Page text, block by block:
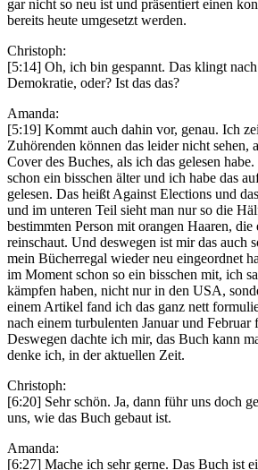
gar nicht so neu ist und präsentiert einen
bereits heute umgesetzt werden.
Christoph:
[5:14] Oh, ich bin gespannt. Das klingt
Demokratie, oder? Ist das das?
Amanda:
[5:19] Kommt auch dahin vor, genau. Ich
Zuhörenden können das leider nicht sehen,
Cover des Buches, als ich das gelesen
schon ein bisschen älter und ich habe das
gelesen. Das heißt Against Elections und
und im unteren Teil sieht man nur so die
bestimmten Person mit orangen Haaren, die
reinschaut. Und deswegen ist mir das auch
mein Bücherregal wieder neu eingeordnet
im Moment schon so ein bisschen mit, ich
kämpfen haben, nicht nur in den USA,
einem Artikel fand ich das ganz nett
nach einem turbulenten Januar und Februar
Deswegen dachte ich mir, das Buch kann
denke ich, in der aktuellen Zeit.
Christoph:
[6:20] Sehr schön. Ja, dann führ uns doch
uns, wie das Buch gebaut ist.
Amanda:
[6:27] Mache ich sehr gerne. Das Buch ist